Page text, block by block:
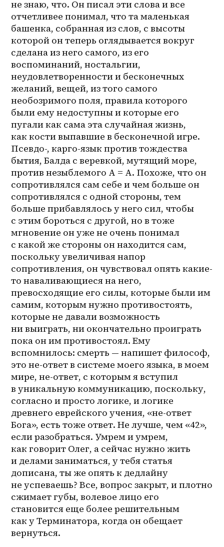
не знаю, что. Он писал эти слова и все
отчетливее понимал, что та маленькая
башенка, собранная из слов, с высоты
которой он теперь оглядывается вокруг
сделана из него самого, из его
воспоминаний, ностальгии,
неудовлетворенности и бесконечных
желаний, вещей, из того самого
необозримого поля, правила которого
были ему недоступны и которые его
пугали как сама эта случайная жизнь,
как кости выпавшие в бесконечной игре.
Псевдо-, карго-язык против тождества
бытия, Балда с веревкой, мутящий море,
против незыблемого А = А. Похоже, что он
сопротивлялся сам себе и чем больше он
сопротивлялся с одной стороны, тем
больше прибавлялось у него сил, чтобы
с этим бороться с другой, но в тоже
мгновение он уже не очень понимал
с какой же стороны он находится сам,
поскольку увеличивая напор
сопротивления, он чувствовал опять какие-
то наваливающиеся на него,
превосходящие его силы, которые были им
самим, которым нужно противостоять,
которые не давали возможность
ни выиграть, ни окончательно проиграть
пока он им противостоял. Ему
вспомнилось: смерть — напишет философ,
это не-ответ в системе моего языка, в моем
мире, не-ответ, с которым я вступил
в уникальную коммуникацию, поскольку,
согласно и просто логике, и логике
древнего еврейского учения, «не-ответ
Бога», есть тоже ответ. Не лучше, чем «42»,
если разобраться. Умрем и умрем,
как говорит Олег, а сейчас нужно жить
и делами заниматься, у тебя статья
дописана, ты же опять к дедлайну
не успеваешь? Все, вопрос закрыт, и плотно
сжимает губы, волевое лицо его
становится еще более решительным
как у Терминатора, когда он обещает
вернуться.